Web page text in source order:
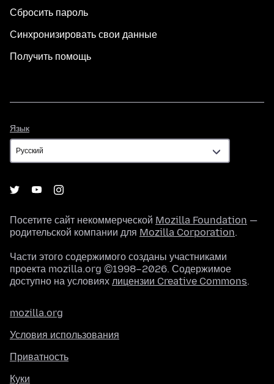
Сбросить пароль
Синхронизировать свои данные
Получить помощь
Язык
Посетите сайт некоммерческой Mozilla Foundation —
родительской компании для Mozilla Corporation.
Части этого содержимого созданы участниками
проекта mozilla.org ©1998–2026. Содержимое
доступно на условиях лицензии Creative Commons.
mozilla.org
Условия использования
Приватность
Куки